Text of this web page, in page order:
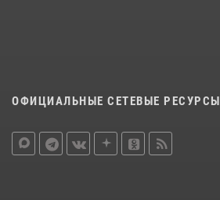
ОФИЦИАЛЬНЫЕ СЕТЕВЫЕ РЕСУРСЫ